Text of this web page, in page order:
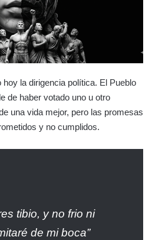
la dirigencia política. El Pueblo
de haber votado uno u otro
una vida mejor, pero las promesas
y no cumplidos.
tibio, y no frio ni
de mi boca”